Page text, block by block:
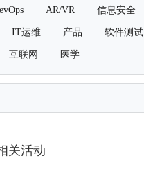
AR/VR 信息安全
IT运维 产品 软件测试
互联网 医学
关活动